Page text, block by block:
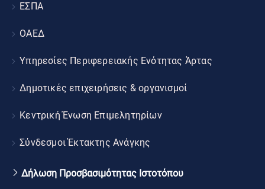
ΕΣΠΑ
ΟΑΕΔ
Υπηρεσίες Περιφερειακής Ενότητας Άρτας
Δημοτικές επιχειρήσεις & οργανισμοί
Κεντρική Ένωση Επιμελητηρίων
Σύνδεσμοι Έκτακτης Ανάγκης
Δήλωση Προσβασιμότητας Ιστοτόπου